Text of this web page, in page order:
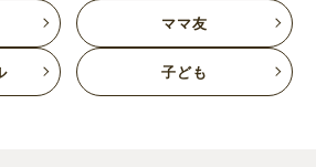
ママ友
子ども